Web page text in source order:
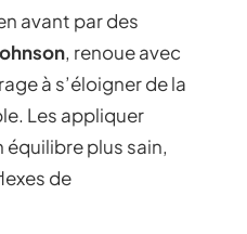
avant par des
, renoue avec
à s’éloigner de la
Les appliquer
équilibre plus sain,
de